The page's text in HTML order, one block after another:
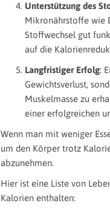
Unterstützung des
Mikronährstoffe wie
Stoffwechsel gut
auf die
Langfristiger Erfolg:
Gewichtsverlust,
Muskelmasse zu
einer erfolgreichen
Wenn man mit weniger
um den Körper trotz
abzunehmen.
Hier ist eine Liste von
Kalorien enthalten: